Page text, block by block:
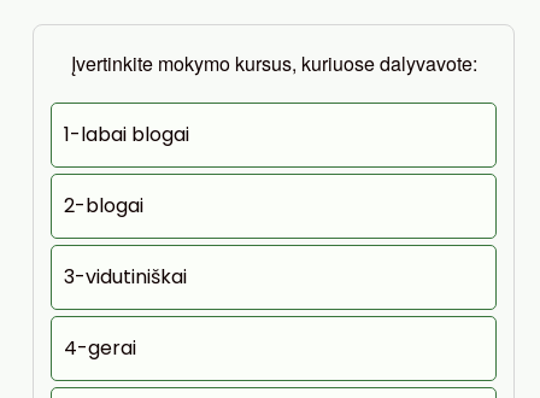
Įvertinkite mokymo kursus, kuriuose dalyvavote:
1-labai blogai
2-blogai
3-vidutiniškai
4-gerai